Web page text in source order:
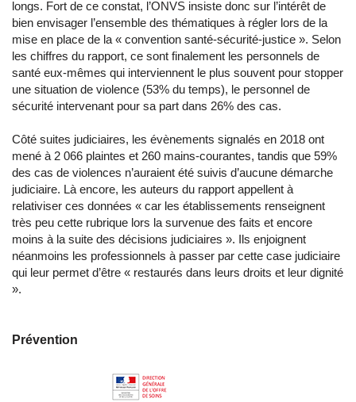
longs. Fort de ce constat, l’ONVS insiste donc sur l’intérêt de
bien envisager l’ensemble des thématiques à régler lors de la
mise en place de la « convention santé-sécurité-justice ». Selon
les chiffres du rapport, ce sont finalement les personnels de
santé eux-mêmes qui interviennent le plus souvent pour stopper
une situation de violence (53% du temps), le personnel de
sécurité intervenant pour sa part dans 26% des cas.
Côté suites judiciaires, les évènements signalés en 2018 ont
mené à 2 066 plaintes et 260 mains-courantes, tandis que 59%
des cas de violences n’auraient été suivis d’aucune démarche
judiciaire. Là encore, les auteurs du rapport appellent à
relativiser ces données « car les établissements renseignent
très peu cette rubrique lors la survenue des faits et encore
moins à la suite des décisions judiciaires ». Ils enjoignent
néanmoins les professionnels à passer par cette case judiciaire
qui leur permet d’être « restaurés dans leurs droits et leur dignité
».
Prévention